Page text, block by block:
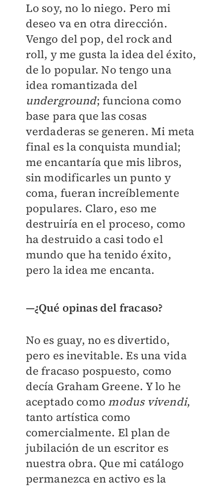
Lo soy, no lo niego. Pero mi
deseo va en otra dirección.
Vengo del pop, del rock and
roll, y me gusta la idea del éxito,
de lo popular. No tengo una
idea romantizada del
underground; funciona como
base para que las cosas
verdaderas se generen. Mi meta
final es la conquista mundial;
me encantaría que mis libros,
sin modificarles un punto y
coma, fueran increíblemente
populares. Claro, eso me
destruiría en el proceso, como
ha destruido a casi todo el
mundo que ha tenido éxito,
pero la idea me encanta.
—¿Qué opinas del fracaso?
No es guay, no es divertido,
pero es inevitable. Es una vida
de fracaso pospuesto, como
decía Graham Greene. Y lo he
aceptado como modus vivendi,
tanto artística como
comercialmente. El plan de
jubilación de un escritor es
nuestra obra. Que mi catálogo
permanezca en activo es la